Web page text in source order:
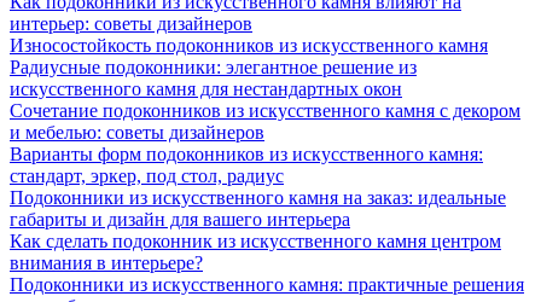
интерьер: советы дизайнеров
Износостойкость подоконников из искусственного камня
Радиусные подоконники: элегантное решение из
искусственного камня для нестандартных окон
Сочетание подоконников из искусственного камня с декором
и мебелью: советы дизайнеров
Варианты форм подоконников из искусственного камня:
стандарт, эркер, под стол, радиус
Подоконники из искусственного камня на заказ: идеальные
габариты и дизайн для вашего интерьера
Как сделать подоконник из искусственного камня центром
внимания в интерьере?
Подоконники из искусственного камня: практичные решения